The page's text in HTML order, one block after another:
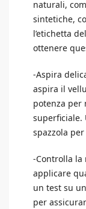
naturali,
sintetiche,
l’etichetta
ottenere
-Aspira
aspira il
potenza per
superficiale.
spazzola
-Controlla la
applicare
un test su
per